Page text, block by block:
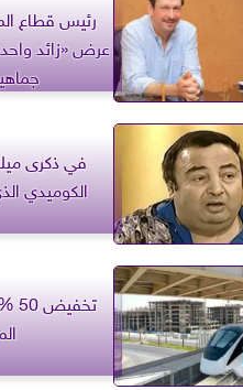
رئيس قطاع
عرض «زائد
في ذكرى
الكوميدي